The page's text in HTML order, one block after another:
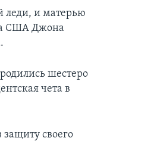
леди, и матерью
США Джона
шестеро
чета в
защиту своего